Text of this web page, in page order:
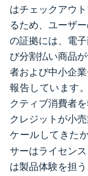
はチェックアウ
るため、ユーザ
の証拠には、電
び分割払い商品
者および中小企
報告しています
クティブ消費者
クレジットが小
ケールしてきた
サーはライセン
は製品体験を担